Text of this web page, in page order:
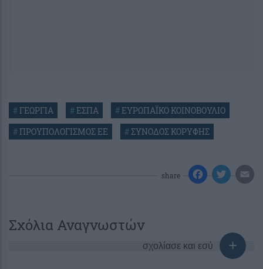
#ΓΕΩΡΓΙΑ #ΕΣΠΑ #ΕΥΡΩΠΑΪΚΟ ΚΟΙΝΟΒΟΥΛΙΟ
#ΠΡΟΥΠΟΛΟΓΙΣΜΟΣ ΕΕ #ΣΥΝΟΔΟΣ ΚΟΡΥΦΗΣ
share
Σχόλια Αναγνωστών
σχολίασε και εσύ